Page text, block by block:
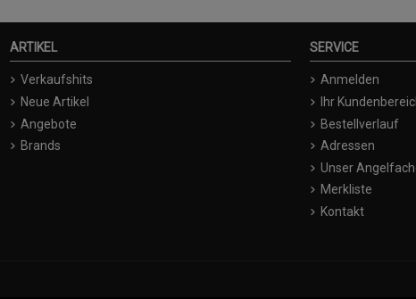
ARTIKEL
Verkaufshits
Neue Artikel
Angebote
Brands
SERVICE
Anmelden
Ihr
Bestellverlauf
Adressen
Unser
Merkliste
Kontakt